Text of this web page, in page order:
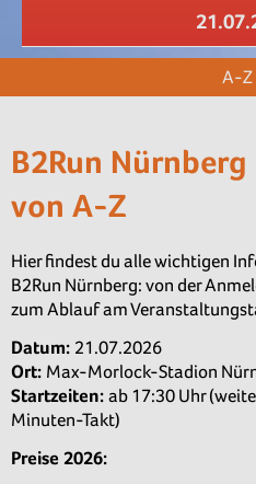
A-Z
B2Run
von A-Z
Hier findest du alle wichtigen
B2Run Nürnberg: von der
zum Ablauf am
Datum: 21.07.2026
Ort: Max-Morlock-Stadion
Startzeiten: ab 17:30 Uhr
Minuten-Takt)
Preise 2026: